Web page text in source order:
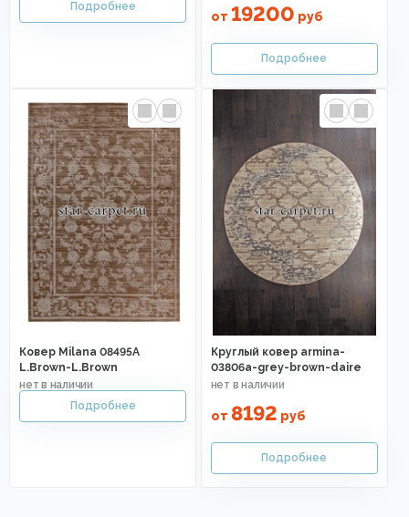
от 19200 руб
Ковер Milana 08495A
L.Brown-L.Brown
Круглый ковер armina-
03806a-grey-brown-daire
от 8192 руб